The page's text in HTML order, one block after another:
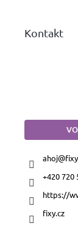
Kontakt
ahoj@
+420 720
https://
fixy.cz